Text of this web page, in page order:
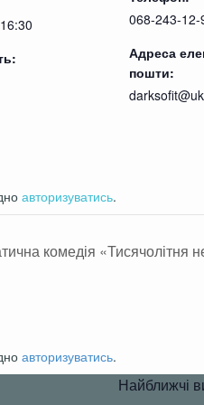
Присутствует ограничено
вероятность
068-243-12-
Адреса
пошти:
авторизуватись.
комедія «Тисячолітня
авторизуватись.
Найближчі